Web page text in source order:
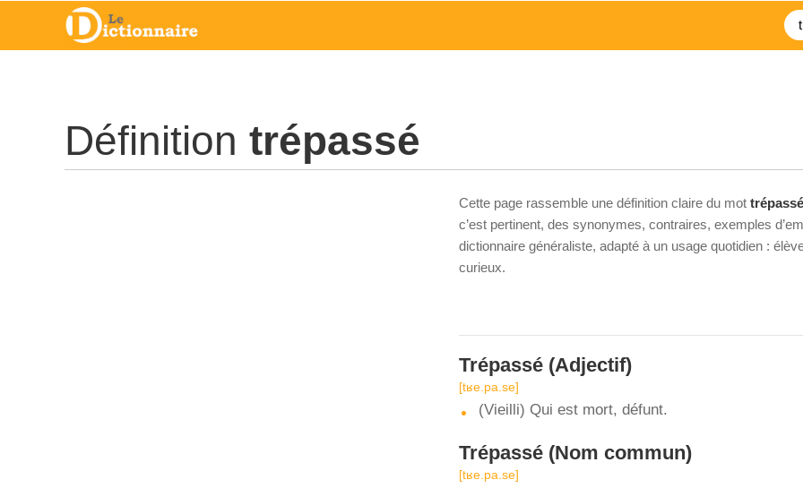
Définition trépassé
Cette page rassemble une définition claire du mot trépassé
c’est pertinent, des synonymes, contraires, exemples
dictionnaire généraliste, adapté à un usage quotidien :
curieux.
Trépassé (Adjectif)
[tʁe.pa.se]
(Vieilli) Qui est mort, défunt.
Trépassé (Nom commun)
[tʁe.pa.se]